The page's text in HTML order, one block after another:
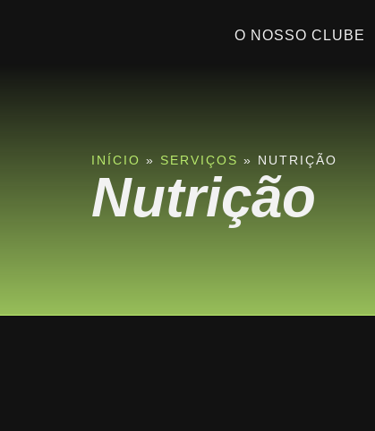
O NOSSO CLUBE
INÍCIO » SERVIÇOS » NUTRIÇÃO
Nutrição